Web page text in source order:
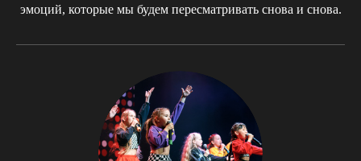
эмоций, которые мы будем пересматривать снова и снова.